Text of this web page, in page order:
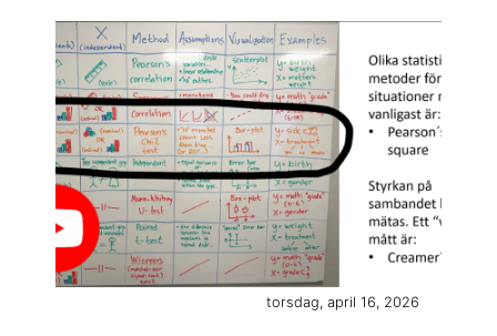
torsdag, april 16, 2026